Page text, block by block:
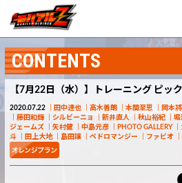
CONTENTS
【7月22日（水）】トレーニング ピッ
2020.07.22 田中達也 高木善朗 本間至恩 岡本
藤田和輝
シルビーニョ 新井直人 秋山裕紀 堀
ジェームズ
矢村健 中島元彦 PHOTO GALLERY
斗
田上大地 島田譲 ペドロマンジー ファビオ